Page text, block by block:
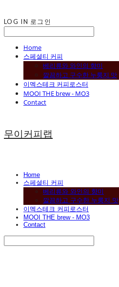
LOG IN 로그인
Home
스페셜티 커피
베리류와 와인의 향미
깔끔하고 구수한 누룽지 맛
이멕스테크 커피로스터
MOOI THE brew - MO3
Contact
무이커피랩
Home
스페셜티 커피
베리류와 와인의 향미
깔끔하고 구수한 누룽지 맛
이멕스테크 커피로스터
MOOI THE brew - MO3
Contact